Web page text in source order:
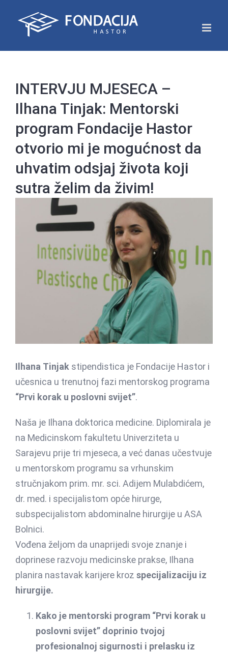
content
INTERVJU MJESECA –
Ilhana Tinjak: Mentorski
program Fondacije Hastor
otvorio mi je mogućnost da
uhvatim odsjaj života koji
sutra želim da živim!
View
Larger
Image
Ilhana Tinjak stipendistica je Fondacije Hastor i
učesnica u trenutnoj fazi mentorskog programa
“Prvi korak u poslovni svijet”.
Naša je Ilhana doktorica medicine. Diplomirala je
na Medicinskom fakultetu Univerziteta u
Sarajevu prije tri mjeseca, a već danas učestvuje
u mentorskom programu sa vrhunskim
stručnjakom prim. mr. sci. Adijem Mulabdićem,
dr. med. i specijalistom opće hirurge,
subspecijalistom abdominalne hirurgije u ASA
Bolnici.
Vođena željom da unaprijedi svoje znanje i
doprinese razvoju medicinske prakse, Ilhana
planira nastavak karijere kroz specijalizaciju iz
hirurgije.
Kako je mentorski program “Prvi korak u
poslovni svijet” doprinio tvojoj
profesionalnoj sigurnosti i prelasku iz